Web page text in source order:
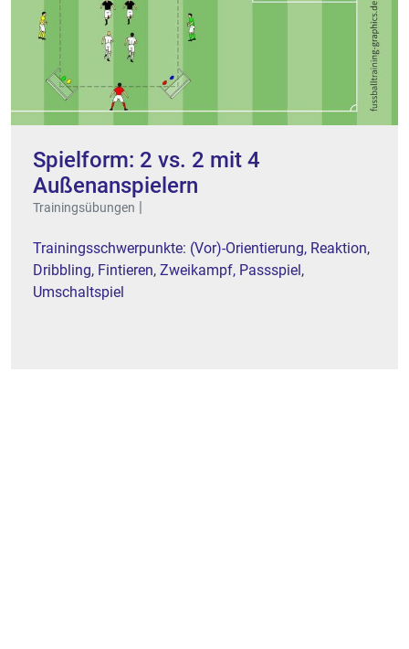
Spielform: 2 vs. 2 mit 4
Außenanspielern
Trainingsübungen
Trainingsschwerpunkte: (Vor)-Orientierung, Reaktion,
Dribbling, Fintieren, Zweikampf, Passspiel,
Umschaltspiel